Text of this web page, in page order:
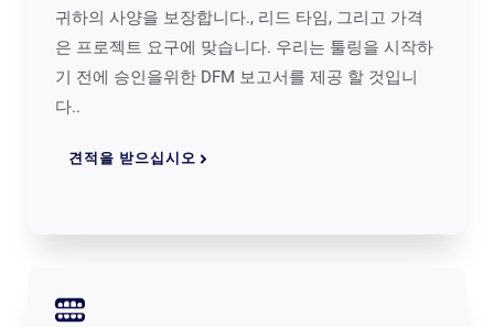
귀하의 사양을 보장합니다., 리드 타임, 그리고 가격
은 프로젝트 요구에 맞습니다. 우리는 툴링을 시작하
기 전에 승인을위한 DFM 보고서를 제공 할 것입니
다..
견적을 받으십시오